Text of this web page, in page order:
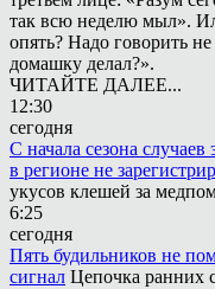
так всю неделю мыл».
опять? Надо говорить не
домашку делал?».
ЧИТАЙТЕ ДАЛЕЕ...
12:30
сегодня
С начала сезона
в регионе не
укусов клешей за
6:25
сегодня
Пять будильников не
сигнал Цепочка ранних